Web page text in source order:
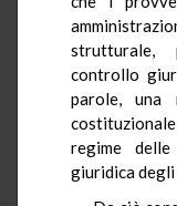
strutturale,
controllo
parole, una
regime
giuridica